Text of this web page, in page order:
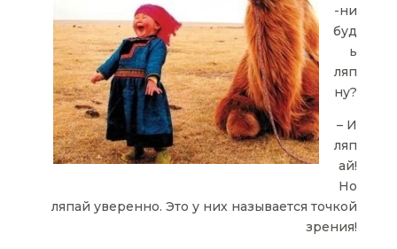
-ни
буд
ь
ляп
ну?
– И
ляп
ай!
Но
ляпай уверенно. Это у них называется точкой
зрения!